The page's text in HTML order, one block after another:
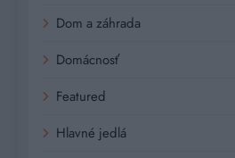
Dom a záhrada
Domácnosť
Featured
Hlavné jedlá